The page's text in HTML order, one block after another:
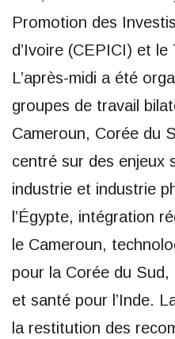
Promotion des
d’Ivoire (CEPICI) et
L’après-midi a été
groupes de travail
Cameroun, Corée du
centré sur des enjeux
industrie et industrie
l’Égypte, intégration
le Cameroun,
pour la Corée du
et santé pour l’Inde.
la restitution des